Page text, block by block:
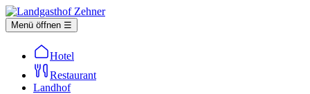
Menü öffnen ☰
Hotel
Restaurant
Landhof